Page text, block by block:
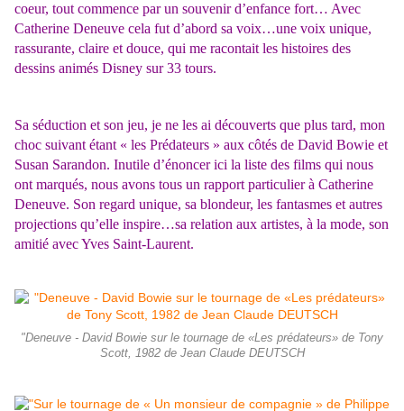
coeur, tout commence par un souvenir d’enfance fort… Avec
Catherine Deneuve cela fut d’abord sa voix…une voix unique,
rassurante, claire et douce, qui me racontait les histoires des
dessins animés Disney sur 33 tours.
Sa séduction et son jeu, je ne les ai découverts que plus tard, mon
choc suivant étant « les Prédateurs » aux côtés de David Bowie et
Susan Sarandon. Inutile d’énoncer ici la liste des films qui nous
ont marqués, nous avons tous un rapport particulier à Catherine
Deneuve. Son regard unique, sa blondeur, les fantasmes et autres
projections qu’elle inspire…sa relation aux artistes, à la mode, son
amitié avec Yves Saint-Laurent.
"Deneuve - David Bowie sur le tournage de «Les prédateurs» de Tony
Scott, 1982 de Jean Claude DEUTSCH